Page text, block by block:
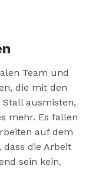
Team und
die mit den
ausmisten,
mehr. Es fallen
auf dem
dass die Arbeit
sein kein.